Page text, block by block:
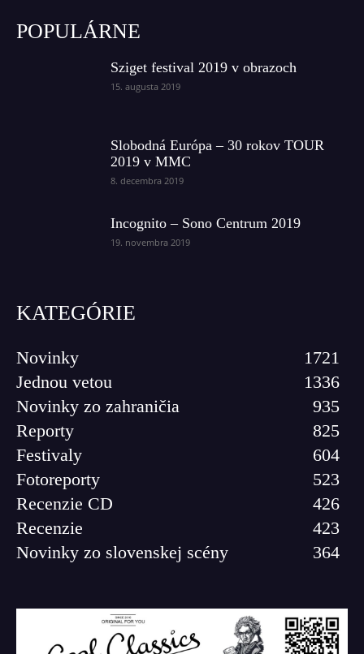
POPULÁRNE
Sziget festival 2019 v obrazoch
15. augusta 2019
Slobodná Európa – 30 rokov TOUR
2019 v MMC
8. decembra 2019
Incognito – Sono Centrum 2019
19. novembra 2019
KATEGÓRIE
Novinky
1721
Jednou vetou
1336
Novinky zo zahraničia
935
Reporty
825
Festivaly
604
Fotoreporty
523
Recenzie CD
426
Recenzie
423
Novinky zo slovenskej scény
364